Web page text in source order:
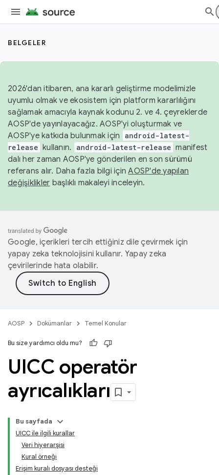
BELGELER
2026'dan itibaren, ana kararlı geliştirme modelimizle
uyumlu olmak ve ekosistem için platform kararlılığını
sağlamak amacıyla kaynak kodunu 2. ve 4. çeyreklerde
AOSP'de yayınlayacağız. AOSP'yi oluşturmak ve
AOSP'ye katkıda bulunmak için
android-latest-
release kullanın. android-latest-release manifest
dalı her zaman AOSP'ye gönderilen en son sürümü
referans alır. Daha fazla bilgi içinAOSP'de yapılan
değişiklikler başlıklı makaleyi inceleyin.
Google, içerikleri tercih ettiğiniz dile çevirmek için
yapay zeka teknolojisini kullanır. Yapay zeka
çevirilerinde hata olabilir.
AOSP Dokümanlar Temel Konular
Bu size yardımcı oldu mu?
UICC operatör
ayrıcalıkları
Bu sayfada
UICC ile ilgili kurallar
Veri hiyerarşisi
Kural örneği
Erişim kuralı dosyası desteği